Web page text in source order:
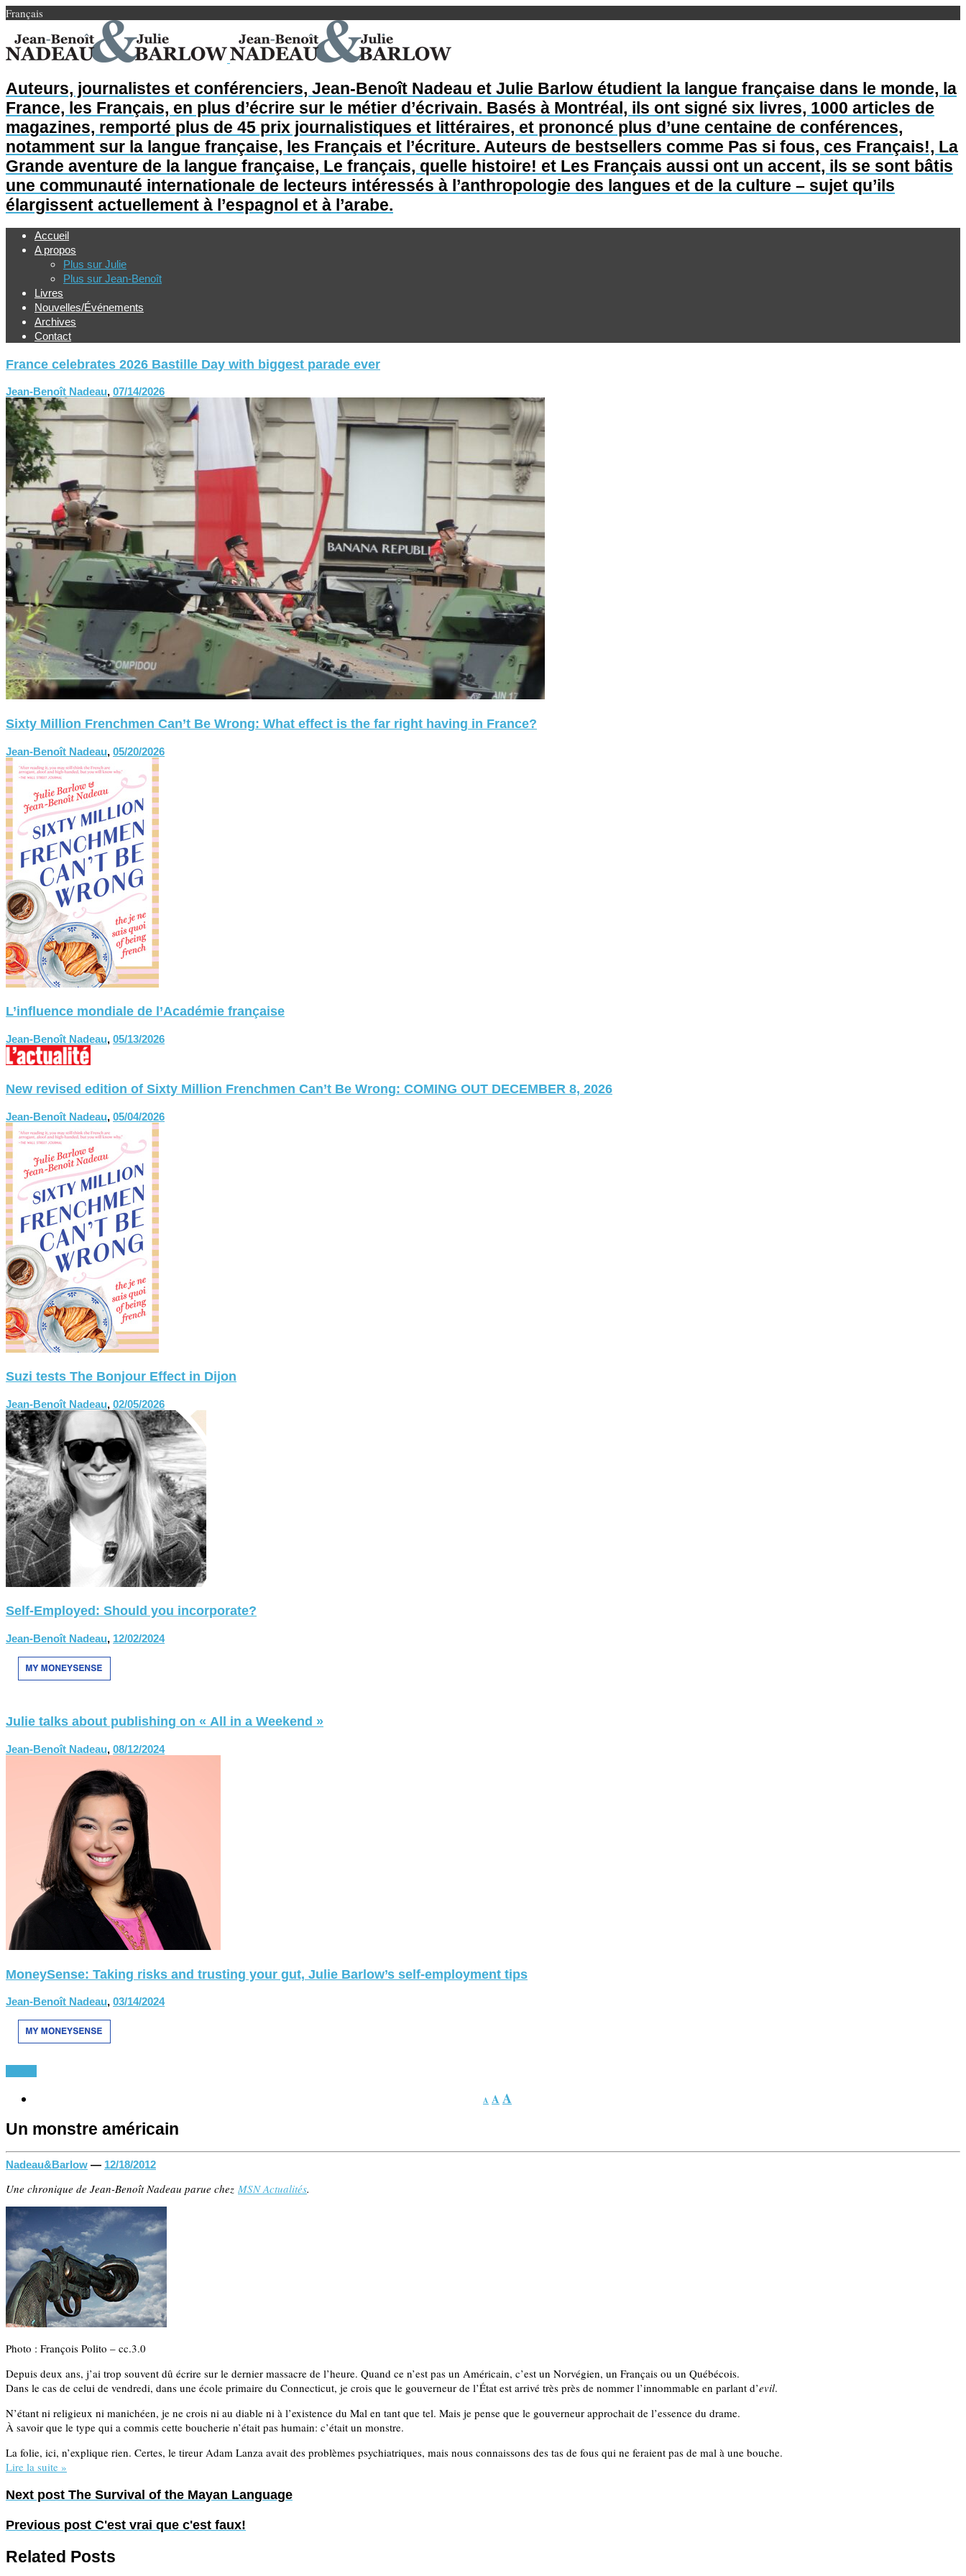
Français
Auteurs, journalistes et conférenciers, Jean-Benoît Nadeau et Julie Barlow étudient la langue française dans le monde, la
France, les Français, en plus d’écrire sur le métier d’écrivain. Basés à Montréal, ils ont signé six livres, 1000 articles de
magazines, remporté plus de 45 prix journalistiques et littéraires, et prononcé plus d’une centaine de conférences,
notamment sur la langue française, les Français et l’écriture. Auteurs de bestsellers comme Pas si fous, ces Français!, La
Grande aventure de la langue française, Le français, quelle histoire! et Les Français aussi ont un accent, ils se sont bâtis
une communauté internationale de lecteurs intéressés à l’anthropologie des langues et de la culture – sujet qu’ils
élargissent actuellement à l’espagnol et à l’arabe.
Accueil
A propos
Plus sur Julie
Plus sur Jean-Benoît
Livres
Nouvelles/Événements
Archives
Contact
France celebrates 2026 Bastille Day with biggest parade ever
Jean-Benoît Nadeau, 07/14/2026
Sixty Million Frenchmen Can’t Be Wrong: What effect is the far right having in France?
Jean-Benoît Nadeau, 05/20/2026
L’influence mondiale de l’Académie française
Jean-Benoît Nadeau, 05/13/2026
New revised edition of Sixty Million Frenchmen Can’t Be Wrong: COMING OUT DECEMBER 8, 2026
Jean-Benoît Nadeau, 05/04/2026
Suzi tests The Bonjour Effect in Dijon
Jean-Benoît Nadeau, 02/05/2026
Self-Employed: Should you incorporate?
Jean-Benoît Nadeau, 12/02/2024
Julie talks about publishing on « All in a Weekend »
Jean-Benoît Nadeau, 08/12/2024
MoneySense: Taking risks and trusting your gut, Julie Barlow’s self-employment tips
Jean-Benoît Nadeau, 03/14/2024
A AA
Un monstre américain
Nadeau&Barlow — 12/18/2012
Une chronique de Jean-Benoît Nadeau parue chez MSN Actualités.
Photo : François Polito – cc.3.0
Depuis deux ans, j’ai trop souvent dû écrire sur le dernier massacre de l’heure. Quand ce n’est pas un Américain, c’est un Norvégien, un Français ou un Québécois.
Dans le cas de celui de vendredi, dans une école primaire du Connecticut, je crois que le gouverneur de l’État est arrivé très près de nommer l’innommable en parlant d’evil.
N’étant ni religieux ni manichéen, je ne crois ni au diable ni à l’existence du Mal en tant que tel. Mais je pense que le gouverneur approchait de l’essence du drame.
À savoir que le type qui a commis cette boucherie n’était pas humain: c’était un monstre.
La folie, ici, n’explique rien. Certes, le tireur Adam Lanza avait des problèmes psychiatriques, mais nous connaissons des tas de fous qui ne feraient pas de mal à une bouche.
Lire la suite »
Next post The Survival of the Mayan Language
Previous post C'est vrai que c'est faux!
Related Posts